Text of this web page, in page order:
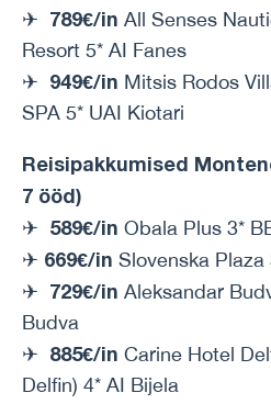
✈ 789€/in All Senses
Resort 5* AI Fanes
✈ 949€/in Mitsis Rodos
SPA 5* UAI Kiotari
Reisipakkumised
7 ööd)
✈ 589€/in Obala Plus 3*
✈ 669€/in Slovenska Plaza
✈ 729€/in Aleksandar
Budva
✈ 885€/in Carine Hotel
Delfin) 4* AI Bijela